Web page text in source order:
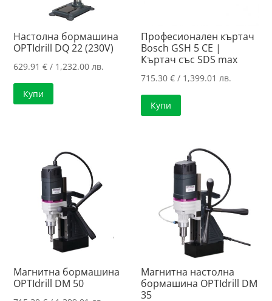
Настолна бормашина
OPTIdrill DQ 22 (230V)
629.91€ / 1,232.00 лв.
Купи
Професионален къртач
Bosch GSH 5 CE |
Къртач със SDS max
715.30€ / 1,399.01 лв.
Купи
Магнитна бормашина
OPTIdrill DM 50
Магнитна настолна
бормашина OPTIdrill DM
35